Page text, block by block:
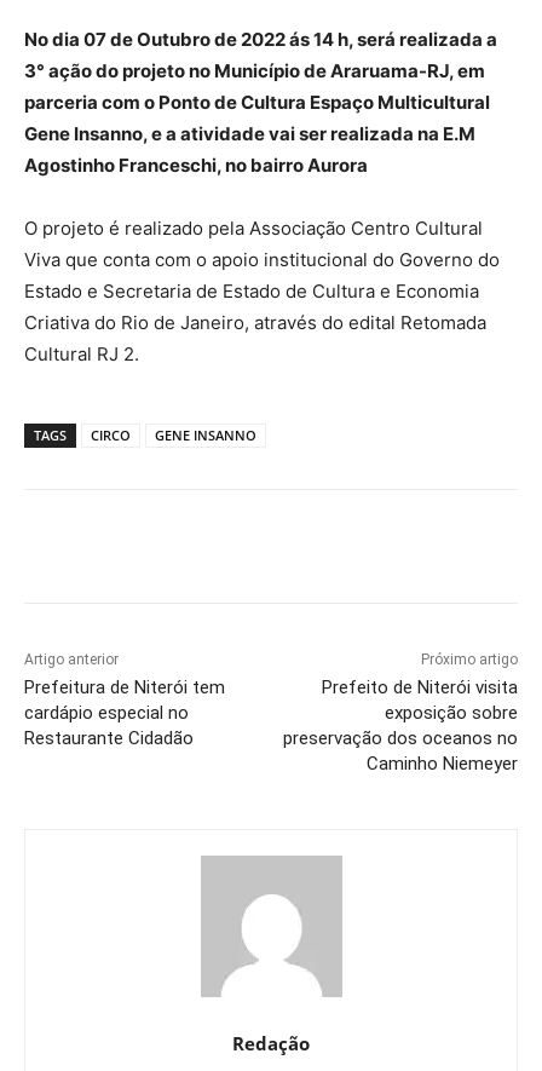
No dia 07 de Outubro de 2022 ás 14 h, será realizada a
3° ação do projeto no Município de Araruama-RJ, em
parceria com o Ponto de Cultura Espaço Multicultural
Gene Insanno, e a atividade vai ser realizada na E.M
Agostinho Franceschi, no bairro Aurora
O projeto é realizado pela Associação Centro Cultural
Viva que conta com o apoio institucional do Governo do
Estado e Secretaria de Estado de Cultura e Economia
Criativa do Rio de Janeiro, através do edital Retomada
Cultural RJ 2.
TAGS CIRCO GENE INSANNO
Artigo anterior
Prefeitura de Niterói tem
cardápio especial no
Restaurante Cidadão
Próximo artigo
Prefeito de Niterói visita
exposição sobre
preservação dos oceanos no
Caminho Niemeyer
Redação